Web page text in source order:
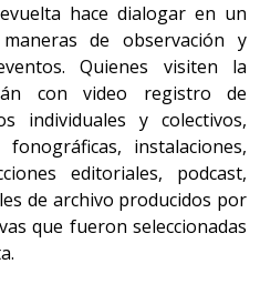
hace dialogar en un
de observación y
Quienes visiten la
con video registro de
individuales y colectivos,
instalaciones,
editoriales, podcast,
de archivo producidos por
que fueron seleccionadas